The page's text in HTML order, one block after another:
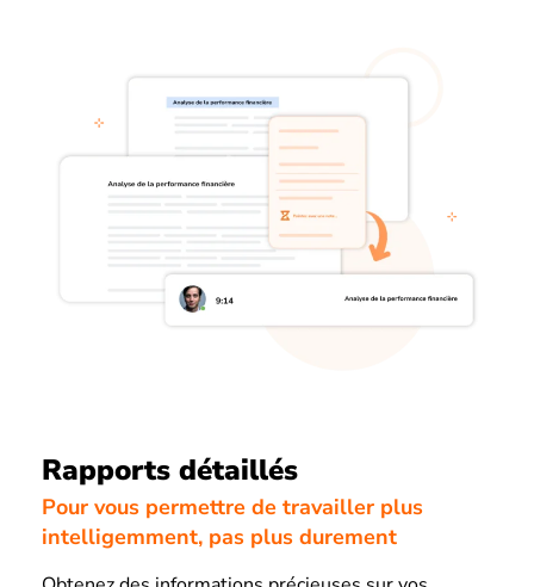
Rapports détaillés
Pour vous permettre de travailler plus
intelligemment, pas plus durement